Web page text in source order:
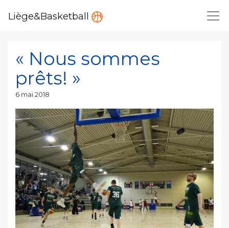
Liège&Basketball
« Nous sommes
prêts! »
Publié
6 mai 2018